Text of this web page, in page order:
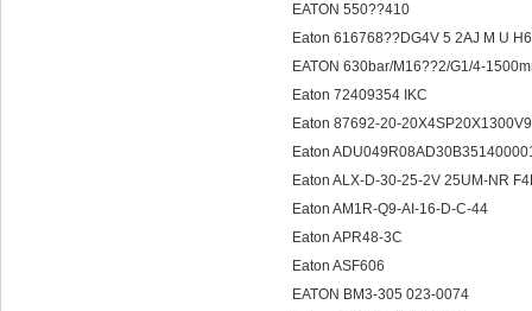
EATON 550??410
Eaton 616768??DG4V 5 2AJ M U
EATON 630bar/M16??2/G1/4-
Eaton 72409354 IKC
Eaton 87692-20-
Eaton
Eaton ALX-D-30-25-2V 25UM-NR
Eaton AM1R-Q9-AI-16-D-C-44
Eaton APR48-3C
Eaton ASF606
EATON BM3-305 023-0074